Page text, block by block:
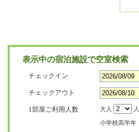
表示中の宿泊施設で空室検索
チェックイン
チェックアウト
1部屋ご利用人数 大人
人
小学校高学年